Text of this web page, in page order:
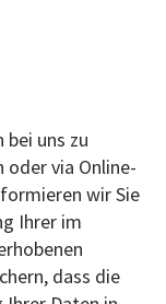
uns zu
oder via Online-
wir Sie
Ihrer im
dass die